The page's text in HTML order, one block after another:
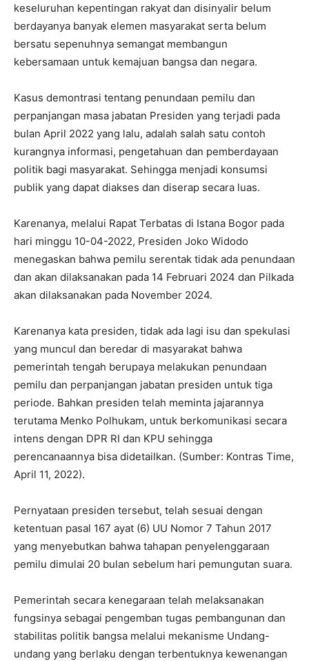
keseluruhan kepentingan rakyat dan disinyalir belum
berdayanya banyak elemen masyarakat serta belum
bersatu sepenuhnya semangat membangun
kebersamaan untuk kemajuan bangsa dan negara.
Kasus demontrasi tentang penundaan pemilu dan
perpanjangan masa jabatan Presiden yang terjadi pada
bulan April 2022 yang lalu, adalah salah satu contoh
kurangnya informasi, pengetahuan dan pemberdayaan
politik bagi masyarakat. Sehingga menjadi konsumsi
publik yang dapat diakses dan diserap secara luas.
Karenanya, melalui Rapat Terbatas di Istana Bogor pada
hari minggu 10-04-2022, Presiden Joko Widodo
menegaskan bahwa pemilu serentak tidak ada penundaan
dan akan dilaksanakan pada 14 Februari 2024 dan Pilkada
akan dilaksanakan pada November 2024.
Karenanya kata presiden, tidak ada lagi isu dan spekulasi
yang muncul dan beredar di masyarakat bahwa
pemerintah tengah berupaya melakukan penundaan
pemilu dan perpanjangan jabatan presiden untuk tiga
periode. Bahkan presiden telah meminta jajarannya
terutama Menko Polhukam, untuk berkomunikasi secara
intens dengan DPR RI dan KPU sehingga
perencanaannya bisa didetailkan. (Sumber: Kontras Time,
April 11, 2022).
Pernyataan presiden tersebut, telah sesuai dengan
ketentuan pasal 167 ayat (6) UU Nomor 7 Tahun 2017
yang menyebutkan bahwa tahapan penyelenggaraan
pemilu dimulai 20 bulan sebelum hari pemungutan suara.
Pemerintah secara kenegaraan telah melaksanakan
fungsinya sebagai pengemban tugas pembangunan dan
stabilitas politik bangsa melalui mekanisme Undang-
undang yang berlaku dengan terbentuknya kewenangan